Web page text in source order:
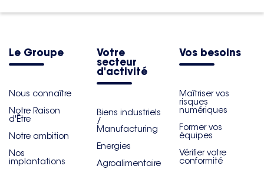
Le Groupe
Nous connaître
Notre Raison
d'Être
Notre ambition
Nos
implantations
Votre
secteur
d'activité
Biens industriels
/
Manufacturing
Energies
Agroalimentaire
Vos besoins
Maîtriser vos
risques
numériques
Former vos
équipes
Vérifier votre
conformité